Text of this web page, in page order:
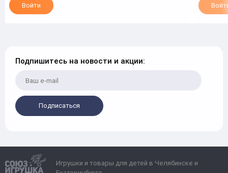
Войти
Подпишитесь на новости и акции:
Подписаться
Игрушки и товары для детей в Челябинске и